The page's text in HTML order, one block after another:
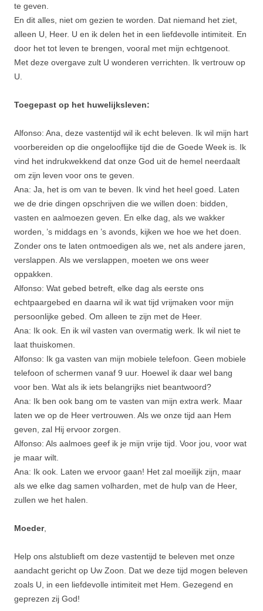
te geven.
En dit alles, niet om gezien te worden. Dat niemand het ziet,
alleen U, Heer. U en ik delen het in een liefdevolle intimiteit. En
door het tot leven te brengen, vooral met mijn echtgenoot.
Met deze overgave zult U wonderen verrichten. Ik vertrouw op
U.
Toegepast op het huwelijksleven:
Alfonso: Ana, deze vastentijd wil ik echt beleven. Ik wil mijn hart
voorbereiden op die ongelooflijke tijd die de Goede Week is. Ik
vind het indrukwekkend dat onze God uit de hemel neerdaalt
om zijn leven voor ons te geven.
Ana: Ja, het is om van te beven. Ik vind het heel goed. Laten
we de drie dingen opschrijven die we willen doen: bidden,
vasten en aalmoezen geven. En elke dag, als we wakker
worden, ’s middags en ’s avonds, kijken we hoe we het doen.
Zonder ons te laten ontmoedigen als we, net als andere jaren,
verslappen. Als we verslappen, moeten we ons weer
oppakken.
Alfonso: Wat gebed betreft, elke dag als eerste ons
echtpaargebed en daarna wil ik wat tijd vrijmaken voor mijn
persoonlijke gebed. Om alleen te zijn met de Heer.
Ana: Ik ook. En ik wil vasten van overmatig werk. Ik wil niet te
laat thuiskomen.
Alfonso: Ik ga vasten van mijn mobiele telefoon. Geen mobiele
telefoon of schermen vanaf 9 uur. Hoewel ik daar wel bang
voor ben. Wat als ik iets belangrijks niet beantwoord?
Ana: Ik ben ook bang om te vasten van mijn extra werk. Maar
laten we op de Heer vertrouwen. Als we onze tijd aan Hem
geven, zal Hij ervoor zorgen.
Alfonso: Als aalmoes geef ik je mijn vrije tijd. Voor jou, voor wat
je maar wilt.
Ana: Ik ook. Laten we ervoor gaan! Het zal moeilijk zijn, maar
als we elke dag samen volharden, met de hulp van de Heer,
zullen we het halen.
Moeder,
Help ons alstublieft om deze vastentijd te beleven met onze
aandacht gericht op Uw Zoon. Dat we deze tijd mogen beleven
zoals U, in een liefdevolle intimiteit met Hem. Gezegend en
geprezen zij God!